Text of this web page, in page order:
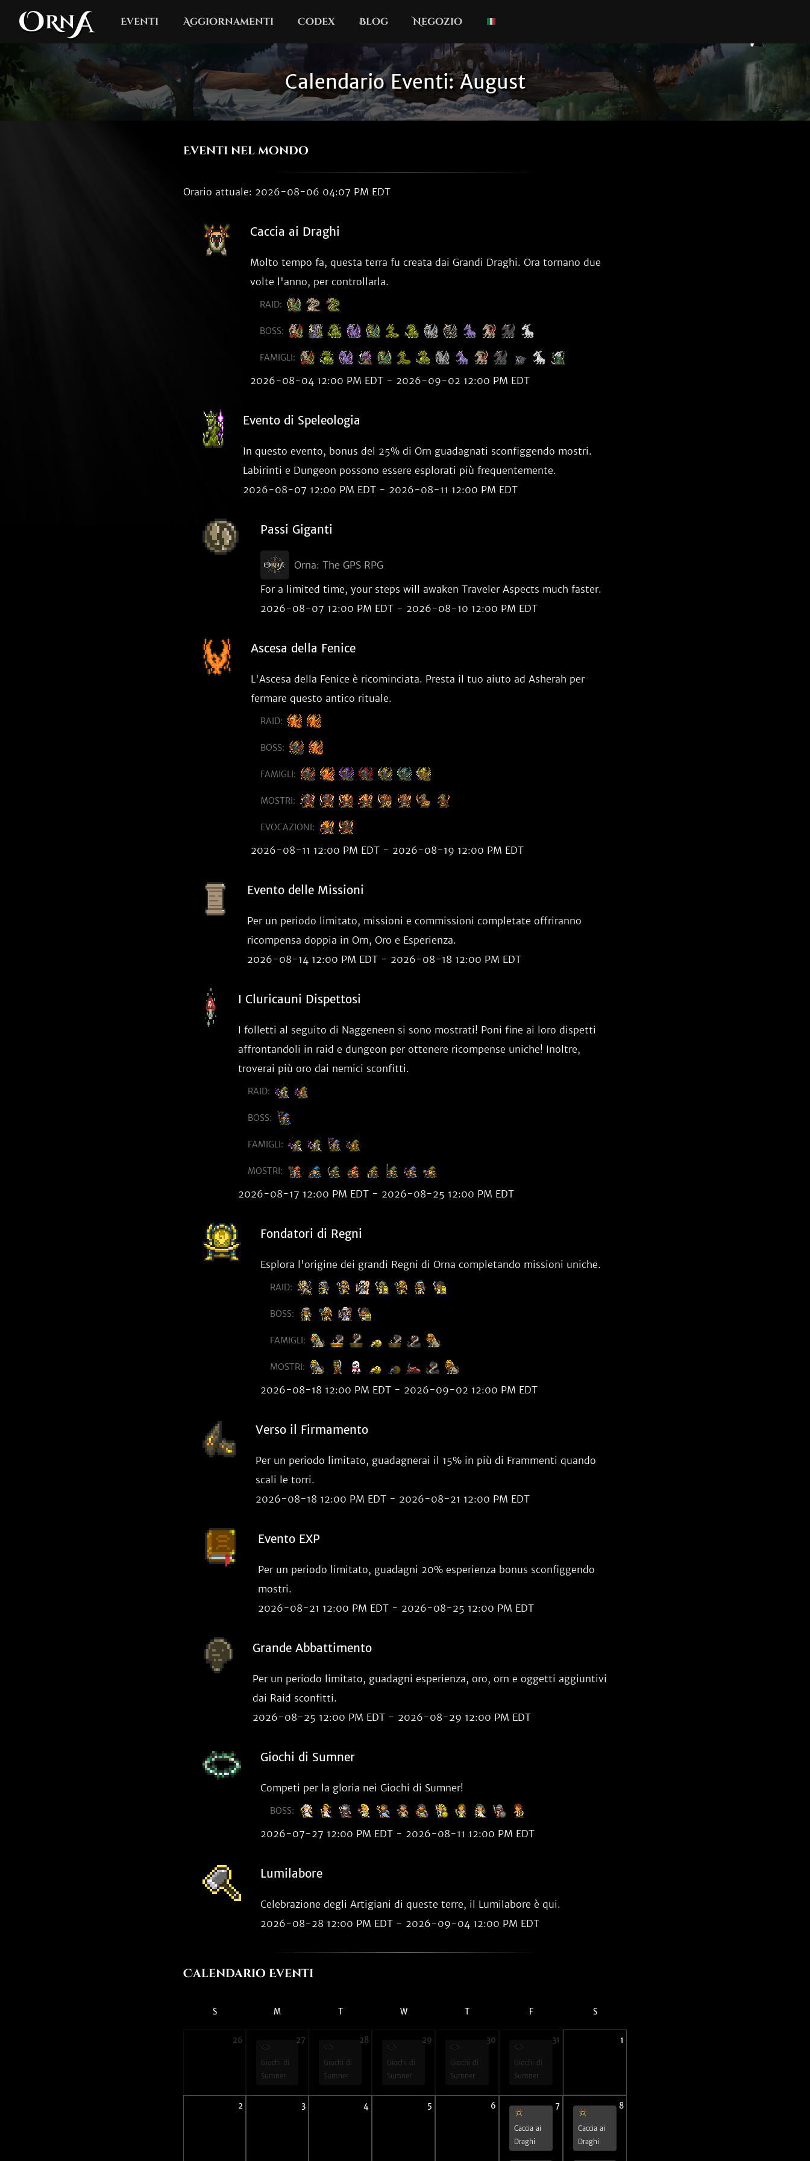
Eventi Aggiornamenti Codex Blog Negozio
Calendario Eventi: August
Eventi nel mondo
Orario attuale: 2026-08-06 04:07 PM EDT
Caccia ai Draghi
Molto tempo fa, questa terra fu creata dai Grandi Draghi. Ora tornano due
volte l'anno, per controllarla.
RAID:
BOSS:
FAMIGLI:
2026-08-04 12:00 PM EDT - 2026-09-02 12:00 PM EDT
Evento di Speleologia
In questo evento, bonus del 25% di Orn guadagnati sconfiggendo mostri.
Labirinti e Dungeon possono essere esplorati più frequentemente.
2026-08-07 12:00 PM EDT - 2026-08-11 12:00 PM EDT
Passi Giganti
Orna: The GPS RPG
For a limited time, your steps will awaken Traveler Aspects much faster.
2026-08-07 12:00 PM EDT - 2026-08-10 12:00 PM EDT
Ascesa della Fenice
L'Ascesa della Fenice è ricominciata. Presta il tuo aiuto ad Asherah per
fermare questo antico rituale.
RAID:
BOSS:
FAMIGLI:
MOSTRI:
EVOCAZIONI:
2026-08-11 12:00 PM EDT - 2026-08-19 12:00 PM EDT
Evento delle Missioni
Per un periodo limitato, missioni e commissioni completate offriranno
ricompensa doppia in Orn, Oro e Esperienza.
2026-08-14 12:00 PM EDT - 2026-08-18 12:00 PM EDT
I Cluricauni Dispettosi
I folletti al seguito di Naggeneen si sono mostrati! Poni fine ai loro dispetti
affrontandoli in raid e dungeon per ottenere ricompense uniche! Inoltre,
troverai più oro dai nemici sconfitti.
RAID:
BOSS:
FAMIGLI:
MOSTRI:
2026-08-17 12:00 PM EDT - 2026-08-25 12:00 PM EDT
Fondatori di Regni
Esplora l'origine dei grandi Regni di Orna completando missioni uniche.
RAID:
BOSS:
FAMIGLI:
MOSTRI:
2026-08-18 12:00 PM EDT - 2026-09-02 12:00 PM EDT
Verso il Firmamento
Per un periodo limitato, guadagnerai il 15% in più di Frammenti quando
scali le torri.
2026-08-18 12:00 PM EDT - 2026-08-21 12:00 PM EDT
Evento EXP
Per un periodo limitato, guadagni 20% esperienza bonus sconfiggendo
mostri.
2026-08-21 12:00 PM EDT - 2026-08-25 12:00 PM EDT
Grande Abbattimento
Per un periodo limitato, guadagni esperienza, oro, orn e oggetti aggiuntivi
dai Raid sconfitti.
2026-08-25 12:00 PM EDT - 2026-08-29 12:00 PM EDT
Giochi di Sumner
Competi per la gloria nei Giochi di Sumner!
BOSS:
2026-07-27 12:00 PM EDT - 2026-08-11 12:00 PM EDT
Lumilabore
Celebrazione degli Artigiani di queste terre, il Lumilabore è qui.
2026-08-28 12:00 PM EDT - 2026-09-04 12:00 PM EDT
Calendario Eventi
S M T W T F S
26 27
Giochi di
Sumner
28
Giochi di
Sumner
29
Giochi di
Sumner
30
Giochi di
Sumner
31
Giochi di
Sumner
1
2 3 4 5 6 7
Caccia ai
Draghi
8
Caccia ai
Draghi